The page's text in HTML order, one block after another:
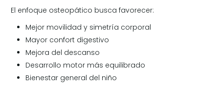
El enfoque osteopático busca favorecer:
Mejor movilidad y simetría corporal
Mayor confort digestivo
Mejora del descanso
Desarrollo motor más equilibrado
Bienestar general del niño